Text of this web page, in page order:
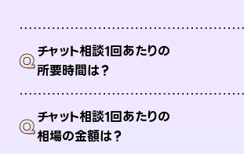
Qチャット相談1回あたりの
所要時間は？
Qチャット相談1回あたりの
相場の金額は？